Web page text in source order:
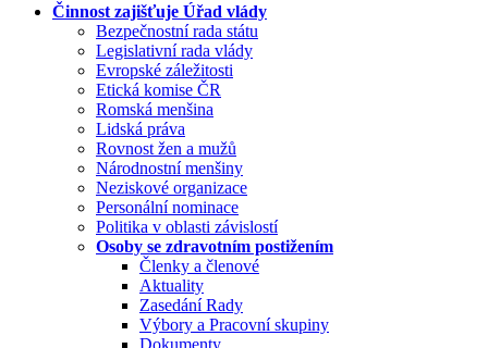
Činnost zajišťuje Úřad vlády
Bezpečnostní rada státu
Legislativní rada vlády
Evropské záležitosti
Etická komise ČR
Romská menšina
Lidská práva
Rovnost žen a mužů
Národnostní menšiny
Neziskové organizace
Personální nominace
Politika v oblasti závislostí
Osoby se zdravotním postižením
Členky a členové
Aktuality
Zasedání Rady
Výbory a Pracovní skupiny
Dokumenty